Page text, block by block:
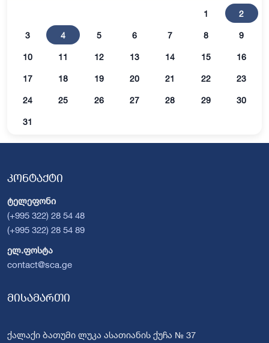
1 2
3 4 5 6 7 8 9
10 11 12 13 14 15 16
17 18 19 20 21 22 23
24 25 26 27 28 29 30
31
კონტაქტი
ტელეფონი
(+995 322) 28 54 48
(+995 322) 28 54 89
ელ.ფოსტა
contact@sca.ge
მისამართი
ქალაქი ბათუმი ლუკა ასათიანის ქუჩა № 37